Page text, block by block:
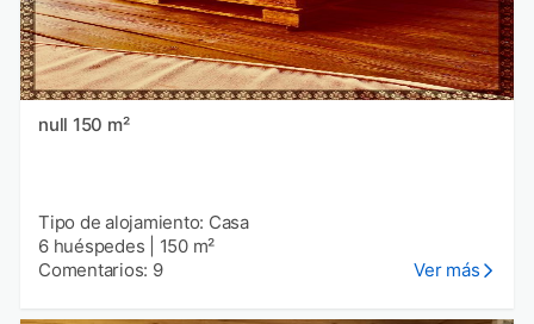
null 150 m²
Tipo de alojamiento: Casa
6 huéspedes
150 m²
Comentarios: 9
Ver más